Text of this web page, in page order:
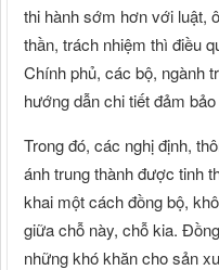
thi hành sớm hơn với luật,
thần, trách nhiệm thì điều
Chính phủ, các bộ, ngành
hướng dẫn chi tiết đảm
Trong đó, các nghị định,
ánh trung thành được tinh
khai một cách đồng bộ,
giữa chỗ này, chỗ kia.
những khó khăn cho sản